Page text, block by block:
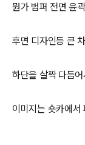
뭔가 범퍼 전면 윤
후면 디자인등 큰
하단을 살짝 다듬
이미지는 숏카에서